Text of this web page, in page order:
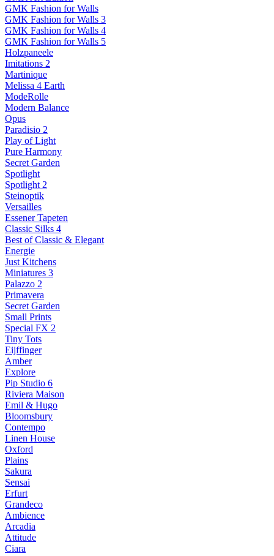
GMK Fashion for Walls
GMK Fashion for Walls 3
GMK Fashion for Walls 4
GMK Fashion for Walls 5
Holzpaneele
Imitations 2
Martinique
Melissa 4 Earth
ModeRolle
Modern Balance
Opus
Paradisio 2
Play of Light
Pure Harmony
Secret Garden
Spotlight
Spotlight 2
Steinoptik
Versailles
Essener Tapeten
Classic Silks 4
Best of Classic & Elegant
Energie
Just Kitchens
Miniatures 3
Palazzo 2
Primavera
Secret Garden
Small Prints
Special FX 2
Tiny Tots
Eijffinger
Amber
Explore
Pip Studio 6
Riviera Maison
Emil & Hugo
Bloomsbury
Contempo
Linen House
Oxford
Plains
Sakura
Sensai
Erfurt
Grandeco
Ambience
Arcadia
Attitude
Ciara